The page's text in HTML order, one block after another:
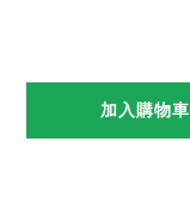
加入購物車